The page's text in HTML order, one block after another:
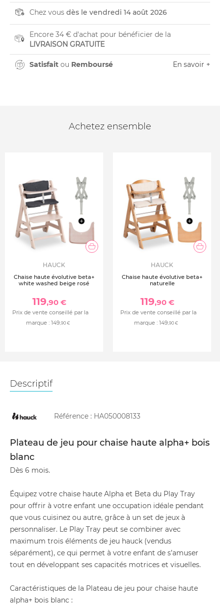
Chez vous dès le vendredi 14 août 2026
Encore 34 € d'achat pour bénéficier de la
LIVRAISON GRATUITE
Satisfait ou Remboursé En savoir +
Achetez ensemble
HAUCK
Chaise haute évolutive beta+
white washed beige rosé
119,90 €
Prix de vente conseillé par la
marque : 149,90 €
HAUCK
Chaise haute évolutive beta+
naturelle
119,90 €
Prix de vente conseillé par la
marque : 149,90 €
Descriptif
Référence : HA050008133
Plateau de jeu pour chaise haute alpha+ bois
blanc
Dès 6 mois.
Équipez votre chaise haute Alpha et Beta du Play Tray
pour offrir à votre enfant une occupation idéale pendant
que vous cuisinez ou autre, grâce à un set de jeux à
personnaliser. Le Play Tray peut se combiner avec
maximum trois éléments de jeu hauck (vendus
séparément), ce qui permet à votre enfant de s’amuser
tout en développant ses capacités motrices et visuelles.
Caractéristiques de la Plateau de jeu pour chaise haute
alpha+ bois blanc :